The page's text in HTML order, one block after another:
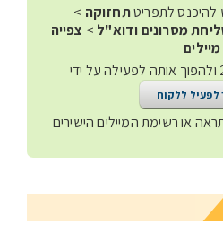
לתפריטתחזוקה >
מסרונים ודוא"ל > צפייה
לגשת להתראה מספר 240 ולהפוך אותה לפעילה על ידי
לפעיל ללקוח
או רשימת המיילים הישירים